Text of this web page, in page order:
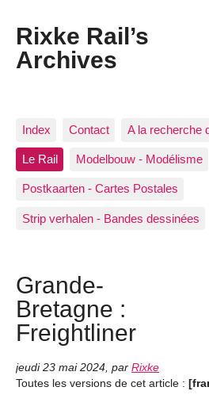
Rixke Rail’s
Archives
Index Contact A la recherche
Le Rail Modelbouw - Modélisme
Postkaarten - Cartes Postales
Strip verhalen - Bandes dessinées
Grande-
Bretagne :
Freightliner
jeudi 23 mai 2024, par Rixke
Toutes les versions de cet article :